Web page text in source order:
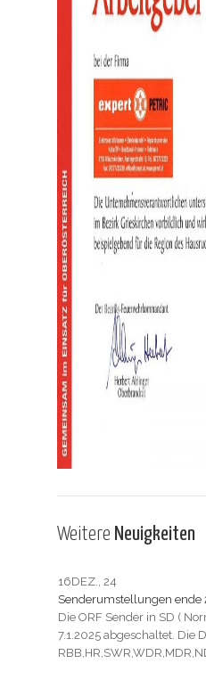
Weitere Neuigkeiten
16DEZ., 24
Senderumstellungen ende
Die ORF Sender in SD (
7.1.2025 abgeschaltet. Die